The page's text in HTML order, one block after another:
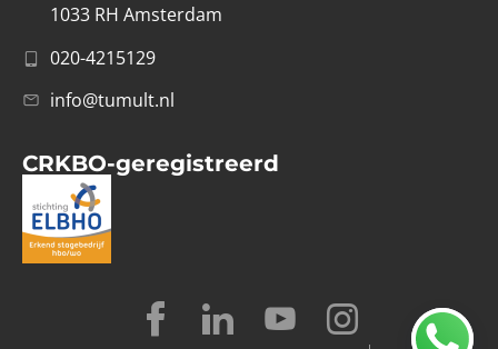
1033 RH Amsterdam
020-4215129
info@tumult.nl
CRKBO-geregistreerd